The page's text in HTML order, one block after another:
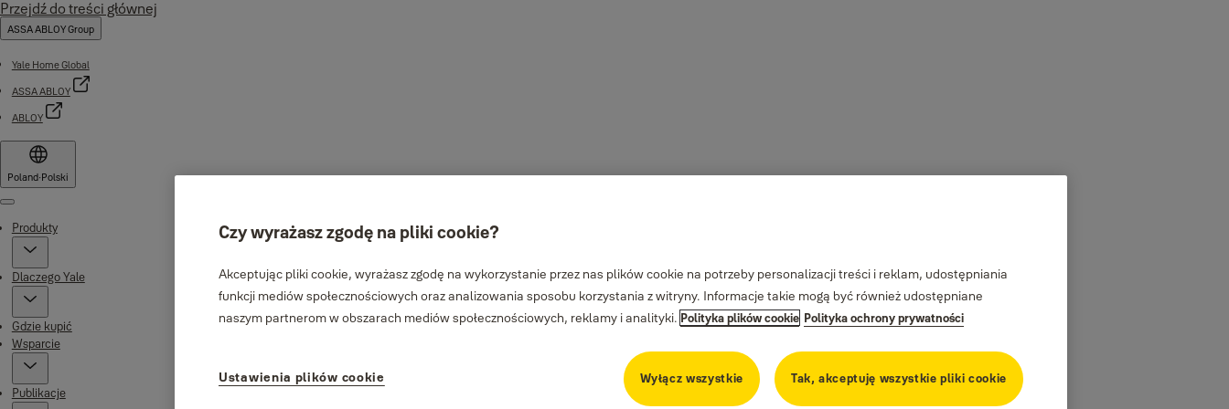
Przejdź do treści głównej
ASSA ABLOY Group
Yale Home Global
ASSA ABLOY
ABLOY
Poland·Polski
Menu
Produkty
Dlaczego Yale
Gdzie kupić
Wsparcie
Publikacje
Czy wyrażasz zgodę na pliki cookie?
Akceptując pliki cookie, wyrażasz zgodę na wykorzystanie przez nas plików cookie na potrzeby personalizacji treści i reklam, udostępniania
funkcji mediów społecznościowych oraz analizowania sposobu korzystania z witryny. Informacje takie mogą być również udostępniane
naszym partnerom w obszarach mediów społecznościowych, reklamy i analityki. Polityka plików cookie Polityka ochrony prywatności
Wyłącz wszystkie Tak, akceptuję wszystkie pliki cookie
Ustawienia plików cookie